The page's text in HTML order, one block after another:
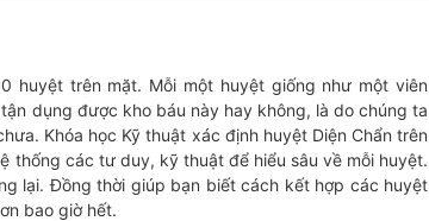
huyệt trên mặt. Mỗi một huyệt giống như một viên
dụng được kho báu này hay không, là do chúng ta
Khóa học Kỹ thuật xác định huyệt Diện Chẩn trên
thống các tư duy, kỹ thuật để hiểu sâu về mỗi huyệt.
lại. Đồng thời giúp bạn biết cách kết hợp các huyệt
bao giờ hết.